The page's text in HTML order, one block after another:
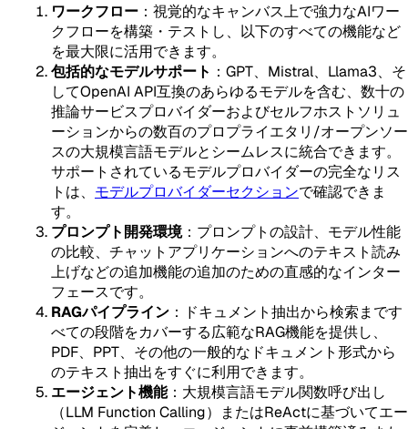
ワークフロー ：視覚的なキャンバス上で強力なAIワー
クフローを構築・テストし、以下のすべての機能など
を最大限に活用できます。
包括的なモデルサポート ：GPT、Mistral、Llama3、そ
してOpenAI API互換のあらゆるモデルを含む、数十の
推論サービスプロバイダーおよびセルフホストソリュ
ーションからの数百のプロプライエタリ/オープンソー
スの大規模言語モデルとシームレスに統合できます。
サポートされているモデルプロバイダーの完全なリス
トは、 モデルプロバイダーセクションで確認できま
す。
プロンプト開発環境：プロンプトの設計、モデル性能
の比較、チャットアプリケーションへのテキスト読み
上げなどの追加機能の追加のための直感的なインター
フェースです。
RAGパイプライン ：ドキュメント抽出から検索まです
べての段階をカバーする広範なRAG機能を提供し、
PDF、PPT、その他の一般的なドキュメント形式から
のテキスト抽出をすぐに利用できます。
エージェント機能：大規模言語モデル関数呼び出し
（LLM Function Calling）またはReActに基づいてエー